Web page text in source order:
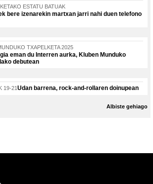
ESTATU BATUAK
bere izenarekin martxan jarri nahi duen telefono
TXAPELKETA 2025
eman du Interren aurka, Kluben Munduko
debutean
19-21Udan barrena, rock-and-rollaren doinupean
Albiste gehiago